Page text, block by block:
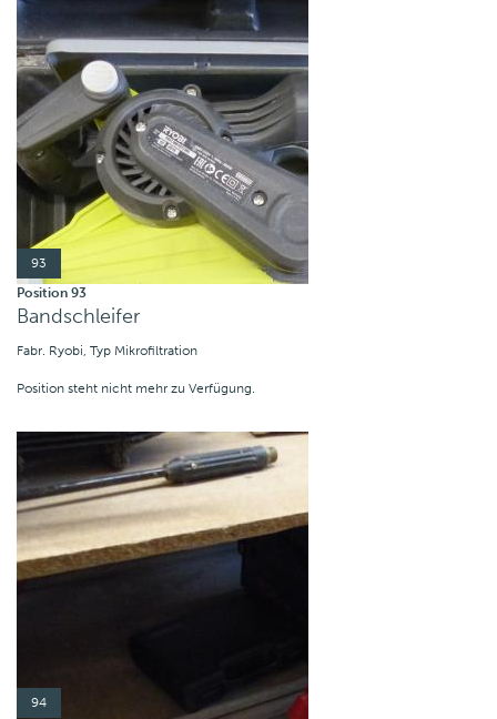
93
Position 93
Bandschleifer
Fabr. Ryobi, Typ Mikrofiltration
Position steht nicht mehr zu Verfügung.
94